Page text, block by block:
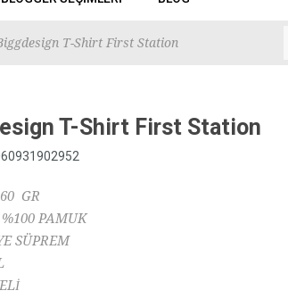
T-Shirt First Station
T-Shirt First Station
GR
PAMUK
SÜPREM